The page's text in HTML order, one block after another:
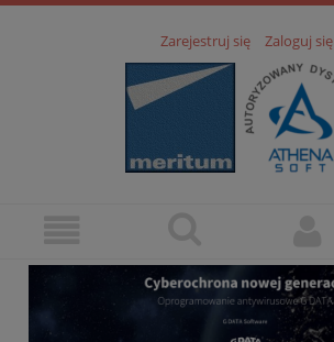
Zarejestruj się Zaloguj się